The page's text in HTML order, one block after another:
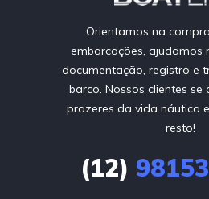
Orientamos na
embarcações, ajudamos
documentação, registro e
barco. Nossos clientes se
prazeres da vida náutica
resto!
(12)